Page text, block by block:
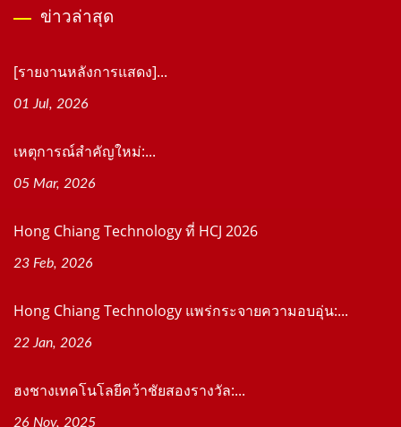
ข่าวล่าสุด
[รายงานหลังการแสดง]...
01 Jul, 2026
เหตุการณ์สำคัญใหม่:...
05 Mar, 2026
Hong Chiang Technology ที่ HCJ 2026
23 Feb, 2026
Hong Chiang Technology แพร่กระจายความอบอุ่น:...
22 Jan, 2026
ฮงชางเทคโนโลยีคว้าชัยสองรางวัล:...
26 Nov, 2025